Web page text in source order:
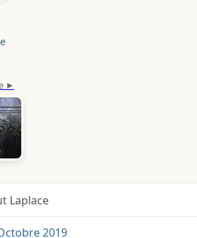
Laplace
2019